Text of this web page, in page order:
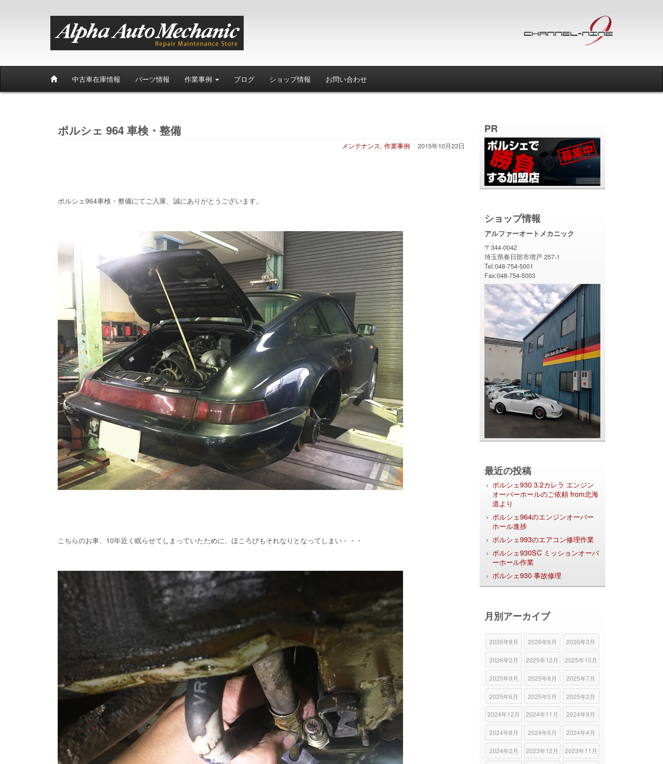
中古車在庫情報 パーツ情報 作業事例 ブログ ショップ情報 お問い合わせ
ポルシェ 964 車検・整備
2015年10月23日
メンテナンス, 作業事例
ポルシェ964車検・整備にてご入庫、誠にありがとうございます。
こちらのお車、10年近く眠らせてしまっていたために、ほころびもそれなりとなってしまい・・・
PR
ショップ情報
アルファーオートメカニック
〒344-0042
埼玉県春日部市増戸 257-1
Tel:048-754-5001
Fax:048-754-5003
最近の投稿
ポルシェ930 3.2カレラ エンジン
オーバーホールのご依頼 from北海
道より
ポルシェ964のエンジンオーバー
ホール進捗
ポルシェ993のエアコン修理作業
ポルシェ930SC ミッションオーバ
ーホール作業
ポルシェ930 事故修理
月別アーカイブ
2026年8月 2026年6月 2026年3月
2026年2月 2025年12月 2025年10月
2025年9月 2025年8月 2025年7月
2025年6月 2025年5月 2025年2月
2024年12月 2024年11月 2024年9月
2024年8月 2024年6月 2024年4月
2024年2月 2023年12月 2023年11月